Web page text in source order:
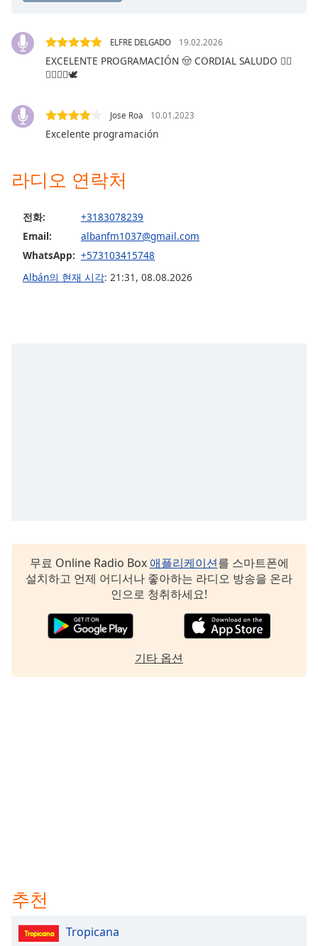
Caption
Color
Font
Edge
Style
ELFRE DELGADO 19.02.2026
EXCELENTE PROGRAMACIÓN 🤠 CORDIAL SALUDO 👍🏼
👍🏼🇨🇴🕊
Jose Roa 10.01.2023
Excelente programación
라디오 연락처
전화:
+3183078239
Email:
albanfm1037@gmail.com
WhatsApp: +573103415748
Albán의 현재 시각: 21:31 , 08.08.2026
무료 Online Radio Box 애플리케이션를 스마트폰에
설치하고 언제 어디서나 좋아하는 라디오 방송을 온라
인으로 청취하세요!
기타 옵션
추천
Tropicana